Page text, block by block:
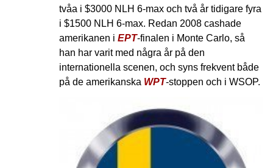
tvåa i $3000 NLH 6-max och två år tidigare fyra
i $1500 NLH 6-max. Redan 2008 cashade
amerikanen i EPT-finalen i Monte Carlo, så
han har varit med några år på den
internationella scenen, och syns frekvent både
på de amerikanska WPT-stoppen och i WSOP.